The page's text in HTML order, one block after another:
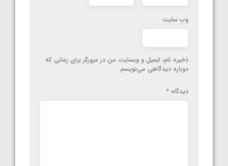
وب‌ سایت
ذخیره نام، ایمیل و وبسایت من در مرورگر برای زمانی که
دوباره دیدگاهی می‌نویسم.
دیدگاه *